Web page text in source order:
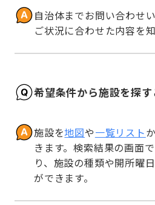
自治体までお問い合わせ
ご状況に合わせた内容を
希望条件から施設を探
施設を地図や一覧リスト
きます。検索結果の画面
り、施設の種類や開所曜
ができます。